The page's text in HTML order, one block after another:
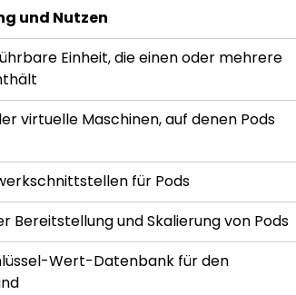
und Nutzen
Einheit, die einen oder mehrere
virtuelle Maschinen, auf denen Pods
für Pods
Bereitstellung und Skalierung von Pods
Wert-Datenbank für den